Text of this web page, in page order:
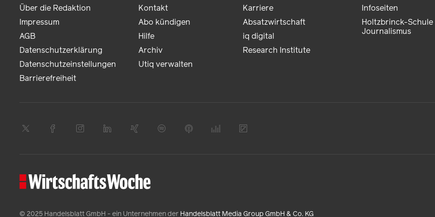
Über die Redaktion
Impressum
AGB
Datenschutzerklärung
Datenschutzeinstellungen
Barrierefreiheit
Kontakt
Abo kündigen
Hilfe
Archiv
Utiq verwalten
Karriere
Absatzwirtschaft
iq digital
Research Institute
Infoseiten
Holtzbrinck-
Journalismus
© 2025 Handelsblatt GmbH - ein Unternehmen der Handelsblatt Media Group GmbH & Co. KG